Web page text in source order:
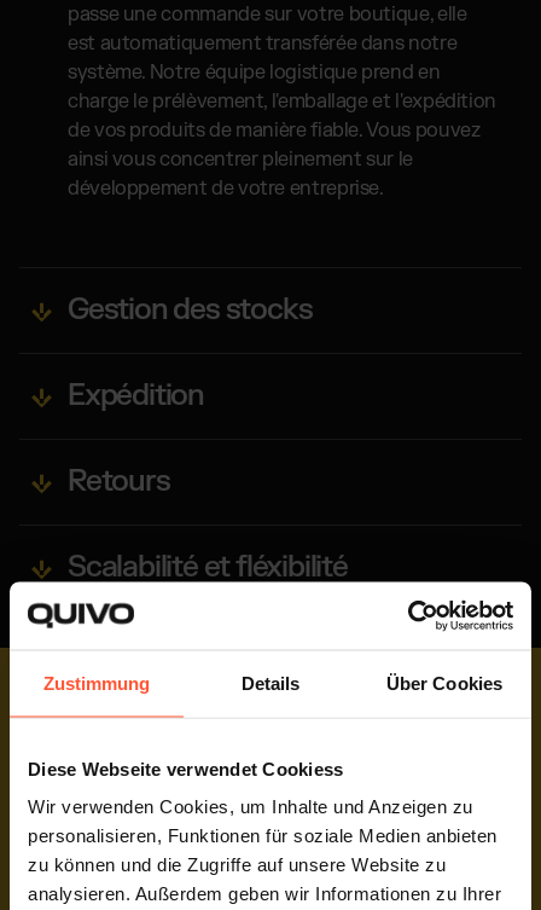
Zustimmung Details Über Cookies
Diese Webseite verwendet Cookiess
Wir verwenden Cookies, um Inhalte und Anzeigen zu
personalisieren, Funktionen für soziale Medien anbieten
zu können und die Zugriffe auf unsere Website zu
analysieren. Außerdem geben wir Informationen zu Ihrer
passe une commande sur votre boutique, elle
est automatiquement transférée dans notre
système. Notre équipe logistique prend en
charge le prélèvement, l'emballage et l'expédition
de vos produits de manière fiable. Vous pouvez
ainsi vous concentrer pleinement sur le
développement de votre entreprise.
Gestion des stocks
Expédition
Retours
Scalabilité et fléxibilité
Libérez votre potentiel
Vous bénéficiez de notre savoir-faire pour optimiser
vos processus logistiques.